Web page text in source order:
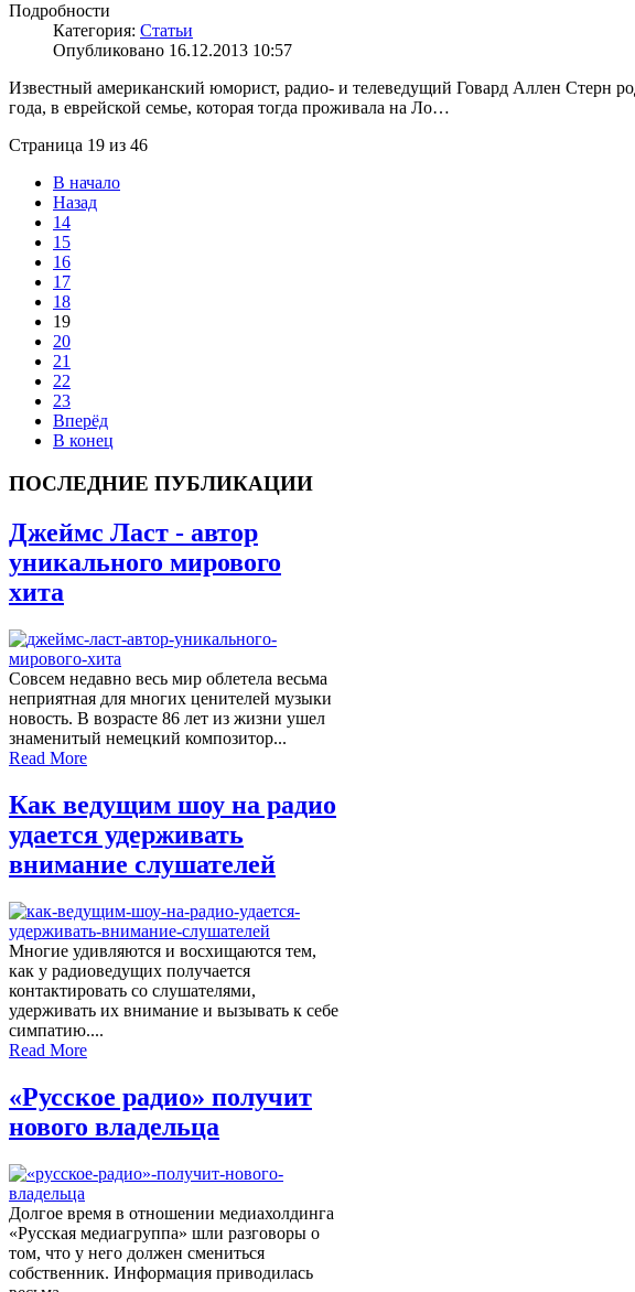
Подробности
Категория: Статьи
Опубликовано 16.12.2013 10:57
Известный американский юморист, радио- и телеведущий Говард Аллен Стерн
года, в еврейской семье, которая тогда проживала на Ло…
Страница 19 из 46
В начало
Назад
14
15
16
17
18
19
20
21
22
23
Вперёд
В конец
ПОСЛЕДНИЕ ПУБЛИКАЦИИ
Джеймс Ласт - автор
уникального мирового
хита
Совсем недавно весь мир облетела весьма
неприятная для многих ценителей музыки
новость. В возрасте 86 лет из жизни ушел
знаменитый немецкий композитор...
Read More
Как ведущим шоу на радио
удается удерживать
внимание слушателей
Многие удивляются и восхищаются тем,
как у радиоведущих получается
контактировать со слушателями,
удерживать их внимание и вызывать к себе
симпатию....
Read More
«Русское радио» получит
нового владельца
Долгое время в отношении медиахолдинга
«Русская медиагруппа» шли разговоры о
том, что у него должен смениться
собственник. Информация приводилась